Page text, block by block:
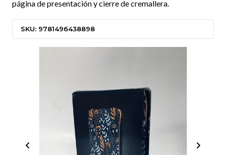
página de presentación y cierre de cremallera.
SKU: 9781496438898